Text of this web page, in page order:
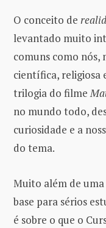
O conceito de
levantado muito
comuns como nós,
científica, religiosa
trilogia do filme
no mundo todo,
curiosidade e a
do tema.
Muito além de
base para sérios
é sobre o que o